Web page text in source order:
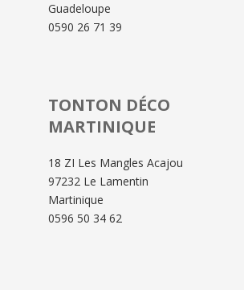
Guadeloupe
0590 26 71 39
TONTON DÉCO
MARTINIQUE
18 ZI Les Mangles Acajou
97232 Le Lamentin
Martinique
0596 50 34 62